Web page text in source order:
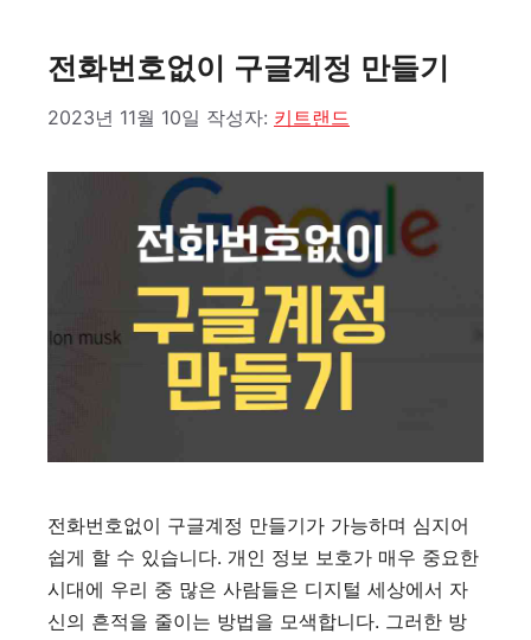
전화번호없이 구글계정 만들기
2023년 11월 10일 작성자: 키트랜드
전화번호없이 구글계정 만들기가 가능하며 심지어
쉽게 할 수 있습니다. 개인 정보 보호가 매우 중요한
시대에 우리 중 많은 사람들은 디지털 세상에서 자
신의 흔적을 줄이는 방법을 모색합니다. 그러한 방